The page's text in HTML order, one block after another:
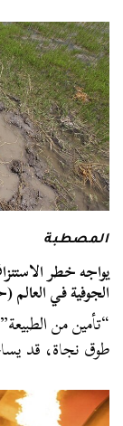
المصطبة
يواجه خطر
الجوفية في العالم
“تأمين من
طوق نجاة، قد